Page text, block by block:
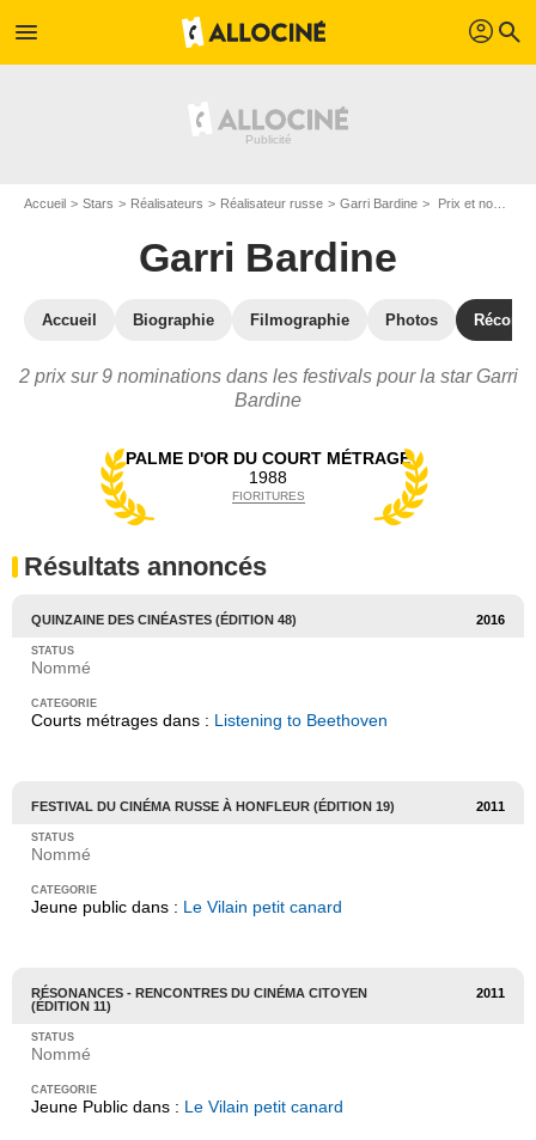
menu profil search
Accueil Stars Réalisateurs Réalisateur russe Garri Bardine Prix et nominations de Garri Bardine
Garri Bardine
Accueil Biographie Filmographie Photos
2 prix sur 9 nominations dans les festivals pour la star Garri
Bardine
PALME D'OR DU COURT MÉTRAGE
1988
FIORITURES
Résultats annoncés
QUINZAINE DES CINÉASTES (ÉDITION 48) 2016
Nommé
Courts métrages dans : Listening to Beethoven
FESTIVAL DU CINÉMA RUSSE À HONFLEUR (ÉDITION 19) 2011
Nommé
Jeune public dans : Le Vilain petit canard
RÉSONANCES - RENCONTRES DU CINÉMA CITOYEN
(ÉDITION 11)
2011
Nommé
Jeune Public dans : Le Vilain petit canard